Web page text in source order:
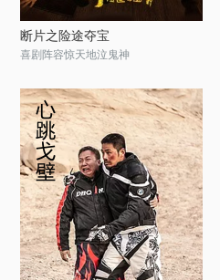
断片之险途夺宝
喜剧阵容惊天地泣鬼神